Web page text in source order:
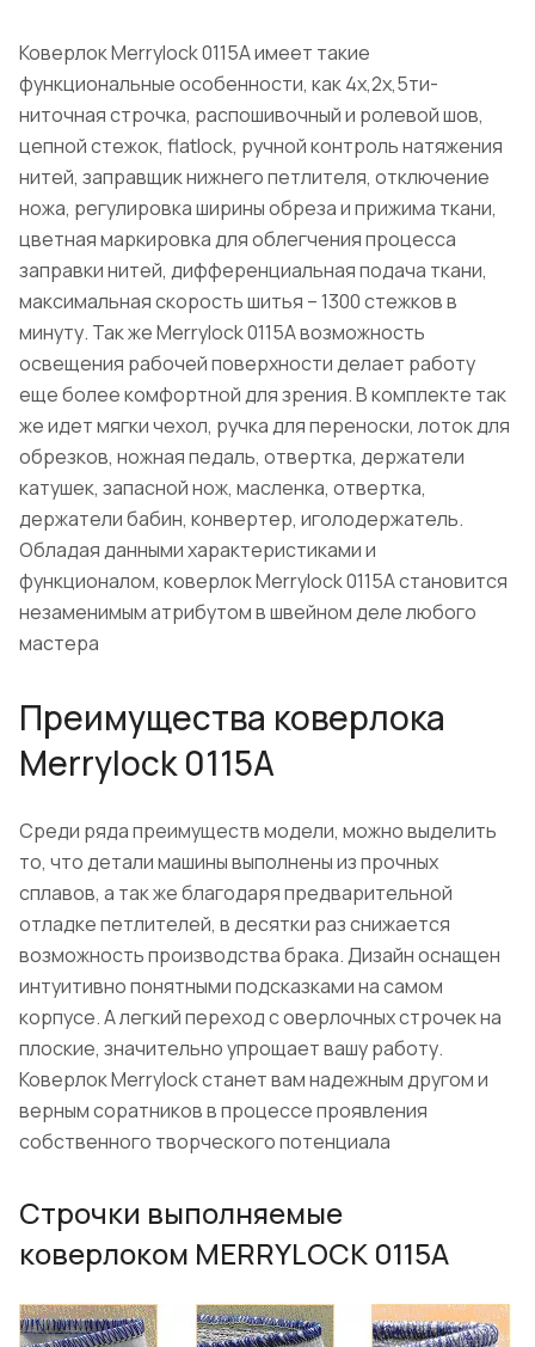
Коверлок Merrylock 0115A имеет такие
функциональные особенности, как 4х,2х,5ти-
ниточная строчка, распошивочный и ролевой шов,
цепной стежок, flatlock, ручной контроль натяжения
нитей, заправщик нижнего петлителя, отключение
ножа, регулировка ширины обреза и прижима ткани,
цветная маркировка для облегчения процесса
заправки нитей, дифференциальная подача ткани,
максимальная скорость шитья – 1300 стежков в
минуту. Так же Merrylock 0115A возможность
освещения рабочей поверхности делает работу
еще более комфортной для зрения. В комплекте так
же идет мягки чехол, ручка для переноски, лоток для
обрезков, ножная педаль, отвертка, держатели
катушек, запасной нож, масленка, отвертка,
держатели бабин, конвертер, иголодержатель.
Обладая данными характеристиками и
функционалом, коверлок Merrylock 0115A становится
незаменимым атрибутом в швейном деле любого
мастера
Преимущества коверлока
Merrylock 0115A
Среди ряда преимуществ модели, можно выделить
то, что детали машины выполнены из прочных
сплавов, а так же благодаря предварительной
отладке петлителей, в десятки раз снижается
возможность производства брака. Дизайн оснащен
интуитивно понятными подсказками на самом
корпусе. А легкий переход с оверлочных строчек на
плоские, значительно упрощает вашу работу.
Коверлок Merrylock станет вам надежным другом и
верным соратников в процессе проявления
собственного творческого потенциала
Строчки выполняемые
коверлоком MERRYLOCK 0115A